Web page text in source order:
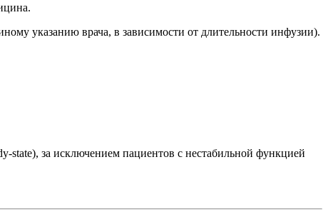
указанию врача, в зависимости от длительности инфузии).
state), за исключением пациентов с нестабильной функцией